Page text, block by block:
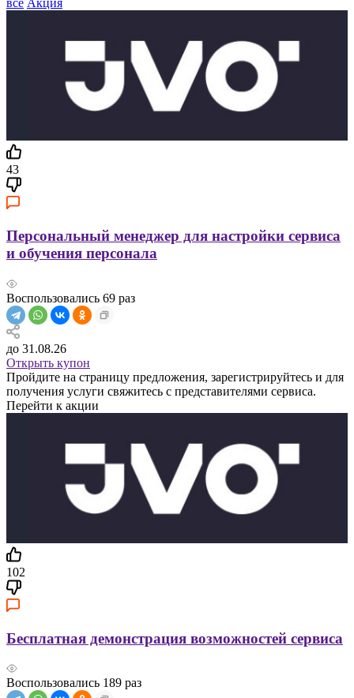
все Акция
43
Персональный менеджер для настройки сервиса
и обучения персонала
Воспользовались 69 раз
до 31.08.26
Открыть купон
Пройдите на страницу предложения, зарегистрируйтесь и для
получения услуги свяжитесь с представителями сервиса.
Перейти к акции
102
Бесплатная демонстрация возможностей сервиса
Воспользовались 189 раз